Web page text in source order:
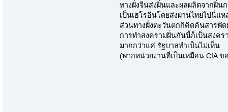
ทางฝั่งจีนส่งฝิ่นและผลผลิตจากฝิ่
เป็นเฮโรอีนโดยส่งผ่านไทยไปนี่แห
ส่วนทางฝั่งตะวันตกกิคิดค้นสารพั
การทำสงครามฝิ่นกันนี้ก็เป็นสงค
มากกว่าแค่ รัฐบาลทำเป็นไม่เห็น
(พวกหน่วยงานที่เป็นเหมือน CIA